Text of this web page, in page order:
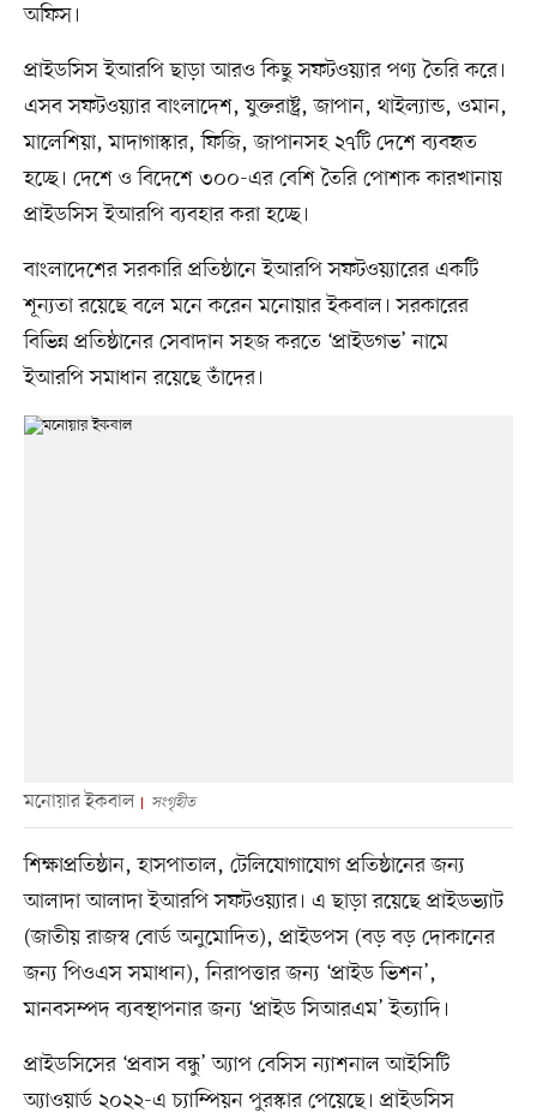
অফিস।
প্রাইডসিস ইআরপি ছাড়া আরও কিছু সফটওয়্যার পণ্য তৈরি করে।
এসব সফটওয়্যার বাংলাদেশ, যুক্তরাষ্ট্র, জাপান, থাইল্যান্ড, ওমান,
মালেশিয়া, মাদাগাস্কার, ফিজি, জাপানসহ ২৭টি দেশে ব্যবহৃত
হচ্ছে। দেশে ও বিদেশে ৩০০-এর বেশি তৈরি পোশাক কারখানায়
প্রাইডসিস ইআরপি ব্যবহার করা হচ্ছে।
বাংলাদেশের সরকারি প্রতিষ্ঠানে ইআরপি সফটওয়্যারের একটি
শূন্যতা রয়েছে বলে মনে করেন মনোয়ার ইকবাল। সরকারের
বিভিন্ন প্রতিষ্ঠানের সেবাদান সহজ করতে ‘প্রাইডগভ’ নামে
ইআরপি সমাধান রয়েছে তাঁদের।
মনোয়ার ইকবাল সংগৃহীত
শিক্ষাপ্রতিষ্ঠান, হাসপাতাল, টেলিযোগাযোগ প্রতিষ্ঠানের জন্য
আলাদা আলাদা ইআরপি সফটওয়্যার। এ ছাড়া রয়েছে প্রাইডভ্যাট
(জাতীয় রাজস্ব বোর্ড অনুমোদিত), প্রাইডপস (বড় বড় দোকানের
জন্য পিওএস সমাধান), নিরাপত্তার জন্য ‘প্রাইড ভিশন’,
মানবসম্পদ ব্যবস্থাপনার জন্য ‘প্রাইড সিআরএম’ ইত্যাদি।
প্রাইডসিসের ‘প্রবাস বন্ধু’ অ্যাপ বেসিস ন্যাশনাল আইসিটি
অ্যাওয়ার্ড ২০২২-এ চ্যাম্পিয়ন পুরস্কার পেয়েছে। প্রাইডসিস